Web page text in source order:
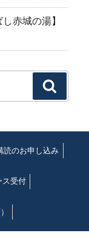
赤城の湯】
索
読のお申し込み
ス受付